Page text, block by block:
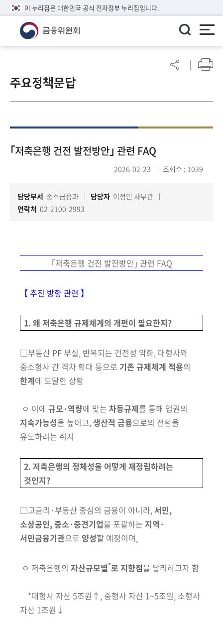
이 누리집은 대한민국 공식 전자정부 누리집입니다.
린
이알
참
책
주요정책문답
｢저축은행 건전 발전방안｣ 관련 FAQ
2026-02-23 조회수 : 1039
담당부서 중소금융과 담당자 이정민 사무관
연락처 02-2100-2993
｢저축은행 건전 발전방안｣ 관련 FAQ
【 추진 방향 관련 】
1. 왜 저축은행 규제체계의 개편이 필요한지?
□부동산 PF 부실, 반복되는 건전성 악화, 대형사와
중소형사 간 격차 확대 등으로 기존 규제체계 적용의
한계에 도달한 상황
ㅇ 이에 규모·역량에 맞는 차등규제를 통해 업권의
지속가능성을 높이고,생산적 금융으로의 전환을
유도하려는 취지
2. 저축은행의 정체성을 어떻게 재정립하려는
것인지?
□고금리·부동산 중심의 금융이 아니라,서민,
소상공인, 중소·중견기업을 포괄하는 지역·
서민금융기관으로 양성할 예정이며,
ㅇ 저축은행의 자산규모별*로 지향점을 달리하고자 함
*대형사 자산 5조원↑, 중형사 자산 1~5조원, 소형사
자산 1조원↓